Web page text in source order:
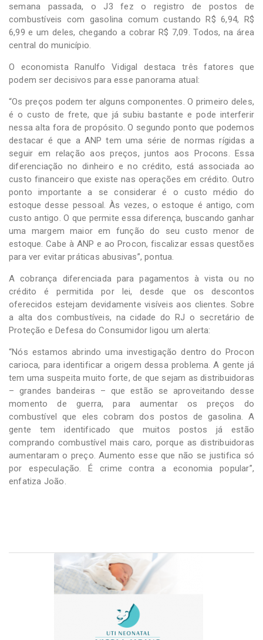
semana passada, o J3 fez o registro de postos de
combustíveis com gasolina comum custando R$ 6,94, R$
6,99 e um deles, chegando a cobrar R$ 7,09. Todos, na área
central do município.
O economista Ranulfo Vidigal destaca três fatores que
podem ser decisivos para esse panorama atual:
“Os preços podem ter alguns componentes. O primeiro deles,
é o custo de frete, que já subiu bastante e pode interferir
nessa alta fora de propósito. O segundo ponto que podemos
destacar é que a ANP tem uma série de normas rígidas a
seguir em relação aos preços, juntos aos Procons. Essa
diferenciação no dinheiro e no crédito, está associada ao
custo financeiro que existe nas operações em crédito. Outro
ponto importante a se considerar é o custo médio do
estoque desse pessoal. Às vezes, o estoque é antigo, com
custo antigo. O que permite essa diferença, buscando ganhar
uma margem maior em função do seu custo menor de
estoque. Cabe à ANP e ao Procon, fiscalizar essas questões
para ver evitar práticas abusivas”, pontua.
A cobrança diferenciada para pagamentos à vista ou no
crédito é permitida por lei, desde que os descontos
oferecidos estejam devidamente visíveis aos clientes. Sobre
a alta dos combustíveis, na cidade do RJ o secretário de
Proteção e Defesa do Consumidor ligou um alerta:
“Nós estamos abrindo uma investigação dentro do Procon
carioca, para identificar a origem dessa problema. A gente já
tem uma suspeita muito forte, de que sejam as distribuidoras
– grandes bandeiras – que estão se aproveitando desse
momento de guerra, para aumentar os preços do
combustível que eles cobram dos postos de gasolina. A
gente tem identificado que muitos postos já estão
comprando combustível mais caro, porque as distribuidoras
aumentaram o preço. Aumento esse que não se justifica só
por especulação. É crime contra a economia popular”,
enfatiza João.